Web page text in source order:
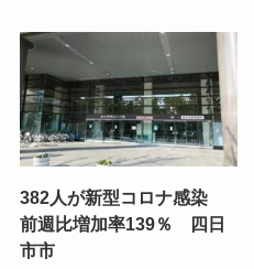
382人が新型コロナ感染
前週比増加率139％ 四日
市市